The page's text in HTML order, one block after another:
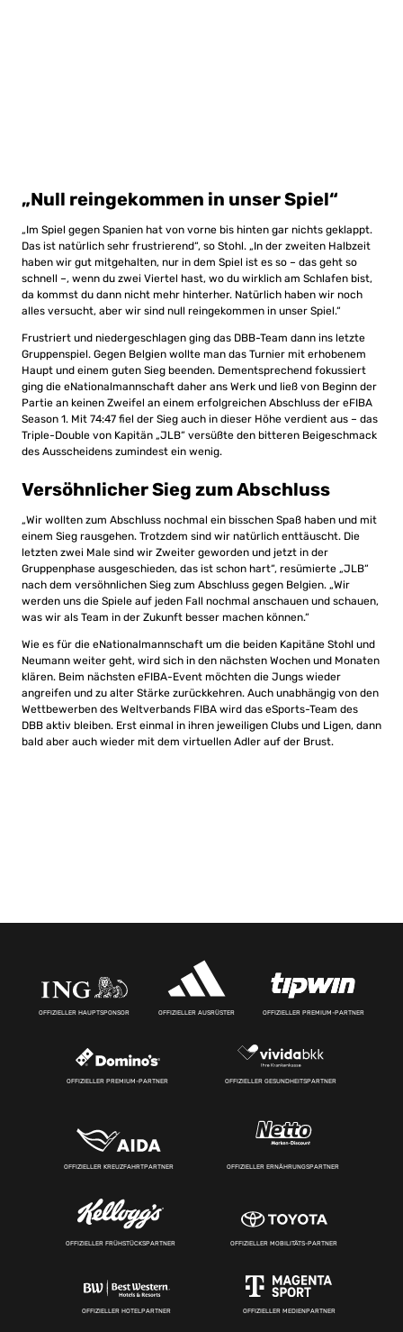
„Null reingekommen in unser Spiel“
„Im Spiel gegen Spanien hat von vorne bis hinten gar nichts geklappt.
Das ist natürlich sehr frustrierend“, so Stohl. „In der zweiten Halbzeit
haben wir gut mitgehalten, nur in dem Spiel ist es so – das geht so
schnell –, wenn du zwei Viertel hast, wo du wirklich am Schlafen bist,
da kommst du dann nicht mehr hinterher. Natürlich haben wir noch
alles versucht, aber wir sind null reingekommen in unser Spiel.“
Frustriert und niedergeschlagen ging das DBB-Team dann ins letzte
Gruppenspiel. Gegen Belgien wollte man das Turnier mit erhobenem
Haupt und einem guten Sieg beenden. Dementsprechend fokussiert
ging die eNationalmannschaft daher ans Werk und ließ von Beginn der
Partie an keinen Zweifel an einem erfolgreichen Abschluss der eFIBA
Season 1. Mit 74:47 fiel der Sieg auch in dieser Höhe verdient aus – das
Triple-Double von Kapitän „JLB“ versüßte den bitteren Beigeschmack
des Ausscheidens zumindest ein wenig.
Versöhnlicher Sieg zum Abschluss
„Wir wollten zum Abschluss nochmal ein bisschen Spaß haben und mit
einem Sieg rausgehen. Trotzdem sind wir natürlich enttäuscht. Die
letzten zwei Male sind wir Zweiter geworden und jetzt in der
Gruppenphase ausgeschieden, das ist schon hart“, resümierte „JLB“
nach dem versöhnlichen Sieg zum Abschluss gegen Belgien. „Wir
werden uns die Spiele auf jeden Fall nochmal anschauen und schauen,
was wir als Team in der Zukunft besser machen können.“
Wie es für die eNationalmannschaft um die beiden Kapitäne Stohl und
Neumann weiter geht, wird sich in den nächsten Wochen und Monaten
klären. Beim nächsten eFIBA-Event möchten die Jungs wieder
angreifen und zu alter Stärke zurückkehren. Auch unabhängig von den
Wettbewerben des Weltverbands FIBA wird das eSports-Team des
DBB aktiv bleiben. Erst einmal in ihren jeweiligen Clubs und Ligen, dann
bald aber auch wieder mit dem virtuellen Adler auf der Brust.
OFFIZIELLER HAUPTSPONSOR OFFIZIELLER AUSRÜSTER OFFIZIELLER PREMIUM-PARTNER
OFFIZIELLER PREMIUM-PARTNER OFFIZIELLER GESUNDHEITSPARTNER
OFFIZIELLER KREUZFAHRTPARTNER OFFIZIELLER ERNÄHRUNGSPARTNER
OFFIZIELLER FRÜHSTÜCKSPARTNER OFFIZIELLER MOBILITÄTS-PARTNER
OFFIZIELLER HOTELPARTNER OFFIZIELLER MEDIENPARTNER